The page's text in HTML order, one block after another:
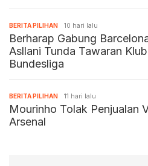
BERITA PILIHAN 10 hari lalu
Berharap Gabung
Asllani Tunda Tawaran Klub
Bundesliga
BERITA PILIHAN 11 hari lalu
Mourinho Tolak Penjualan
Arsenal